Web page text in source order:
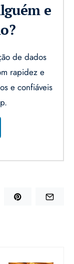
e
de dados
rapidez e
e confiáveis